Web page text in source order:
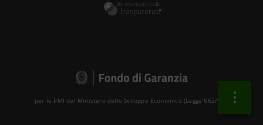
per le PMI del Ministero dello Sviluppo Economico (Legge 662/96 )